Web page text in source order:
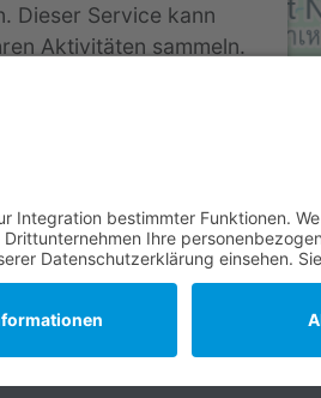
Dieser Service kann
Aktivitäten sammeln.
Informationen
&eRecht24